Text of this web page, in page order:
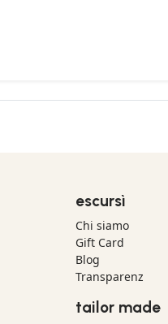
escursì
Chi siamo
Gift Card
Blog
Transparenz
tailor made